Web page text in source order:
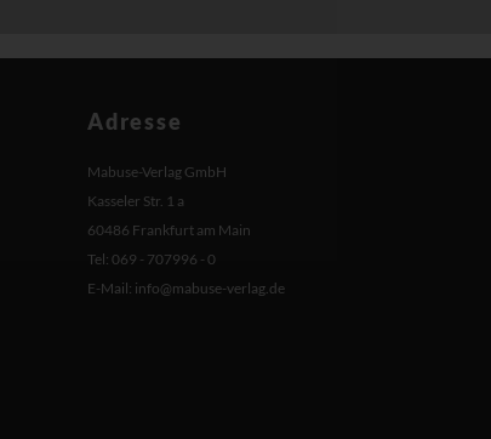
Adresse
Mabuse-Verlag GmbH
Kasseler Str. 1 a
60486 Frankfurt am Main
Tel: 069 - 707996 - 0
E-Mail: info@mabuse-verlag.de